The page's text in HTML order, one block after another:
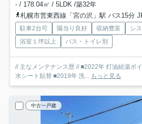
- / 178.04㎡ / 5LDK /築32年
札幌市営東西線「宮の沢」駅 バス15分 JR北海
駐車2台可 陽当り良好 収納豊富
シ
浴室１坪以上
バス・トイレ別
// 主なメンテナンス歴 // ■2022年 灯油給湯ボイラー交換 ■2021年 屋根防
水シート貼替 ■2019年 洗... もっと見る
中古一戸建